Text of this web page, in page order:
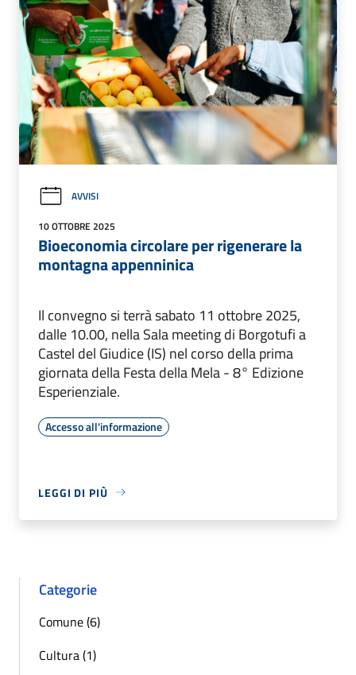
AVVISI
10 OTTOBRE 2025
Bioeconomia circolare per rigenerare la
montagna appenninica
Il convegno si terrà sabato 11 ottobre 2025,
dalle 10.00, nella Sala meeting di Borgotufi a
Castel del Giudice (IS) nel corso della prima
giornata della Festa della Mela - 8° Edizione
Esperienziale.
Accesso all'informazione
LEGGI DI PIÙ
Categorie
Comune (6)
Cultura (1)